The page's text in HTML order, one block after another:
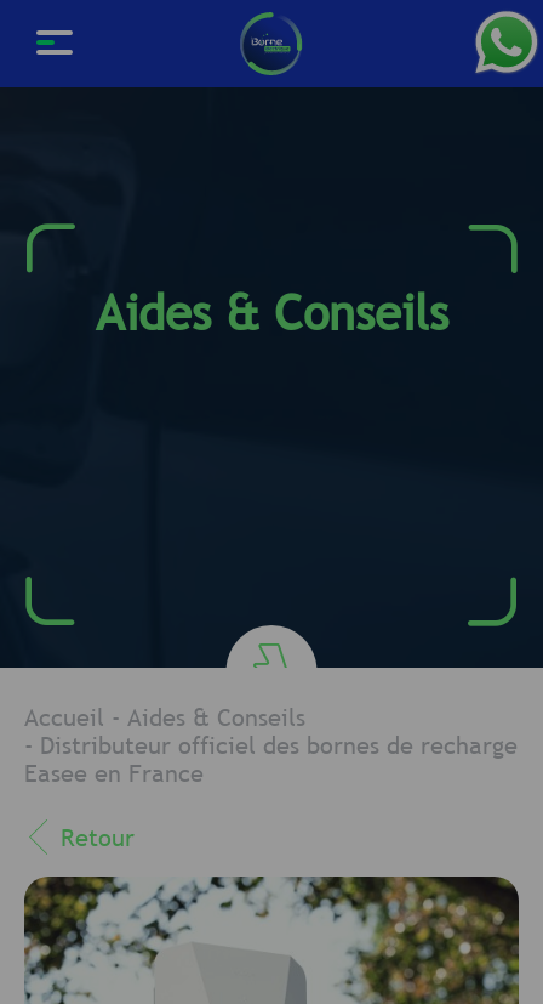
Aides & Conseils
Accueil - Aides & Conseils
- Distributeur officiel des bornes de recharge
Easee en France
Retour